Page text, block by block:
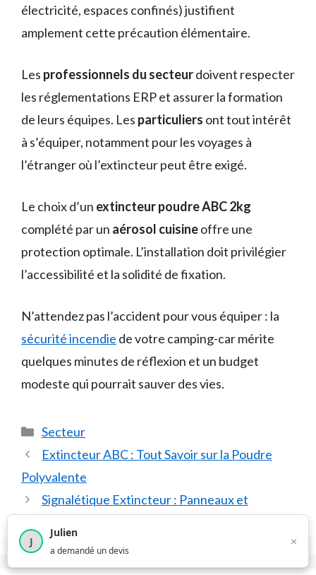
électricité, espaces confinés) justifient
amplement cette précaution élémentaire.
Les professionnels du secteurdoivent respecter
les réglementations ERP et assurer la formation
de leurs équipes. Les particuliers ont tout intérêt
à s’équiper, notamment pour les voyages à
l’étranger où l’extincteur peut être exigé.
Le choix d’un extincteur poudre ABC 2kg
complété par un aérosol cuisineoffre une
protection optimale. L’installation doit privilégier
l’accessibilité et la solidité de fixation.
N’attendez pas l’accident pour vous équiper : la
sécurité incendie de votre camping-car mérite
quelques minutes de réflexion et un budget
modeste qui pourrait sauver des vies.
Catégories
Secteur
Extincteur ABC : Tout Savoir sur la Poudre
Polyvalente
Signalétique Extincteur : Panneaux et
1 375 utilisateurs ce mois-ci
J
Julien
a demandé un devis
×